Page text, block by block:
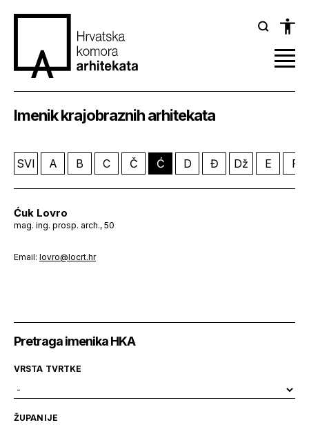
Imenik krajobraznih arhitekata
SVI A B C Č Ć D Đ Dž E F
Ćuk Lovro
mag. ing. prosp. arch., 50
Email: lovro@locrt.hr
Pretraga imenika HKA
VRSTA TVRTKE
ŽUPANIJE